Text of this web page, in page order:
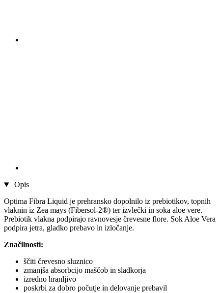
Opis
Optima Fibra Liquid je prehransko dopolnilo iz prebiotikov, topnih
vlaknin iz Zea mays (Fibersol-2®) ter izvlečki in soka aloe vere.
Prebiotik vlakna podpirajo ravnovesje črevesne flore. Sok Aloe Vera
podpira jetra, gladko prebavo in izločanje.
Značilnosti:
ščiti črevesno sluznico
zmanjša absorbcijo maščob in sladkorja
izredno hranljivo
poskrbi za dobro počutje in delovanje prebavil